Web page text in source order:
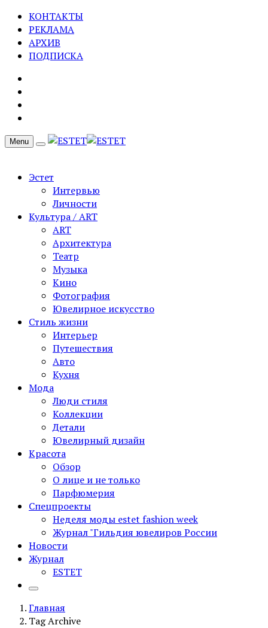
КОНТАКТЫ
РЕКЛАМА
АРХИВ
ПОДПИСКА
Menu
Эстет
Интервью
Личности
Культура / ART
ART
Архитектура
Театр
Музыка
Кино
Фотография
Ювелирное искусство
Стиль жизни
Интерьер
Путешествия
Авто
Кухня
Мода
Люди стиля
Коллекции
Детали
Ювелирный дизайн
Красота
Обзор
О лице и не только
Парфюмерия
Спецпроекты
Неделя моды estet fashion week
Журнал "Гильдия ювелиров России
Новости
Журнал
ESTET
Главная
Tag Archive